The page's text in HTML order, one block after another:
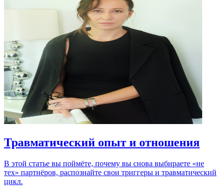
Травматический опыт и отношения
В этой статье вы поймёте, почему вы снова выбираете «не
тех» партнёров, распознайте свои триггеры и травматический
цикл.